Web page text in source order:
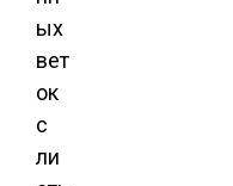
ых
вет
ок
с
ли